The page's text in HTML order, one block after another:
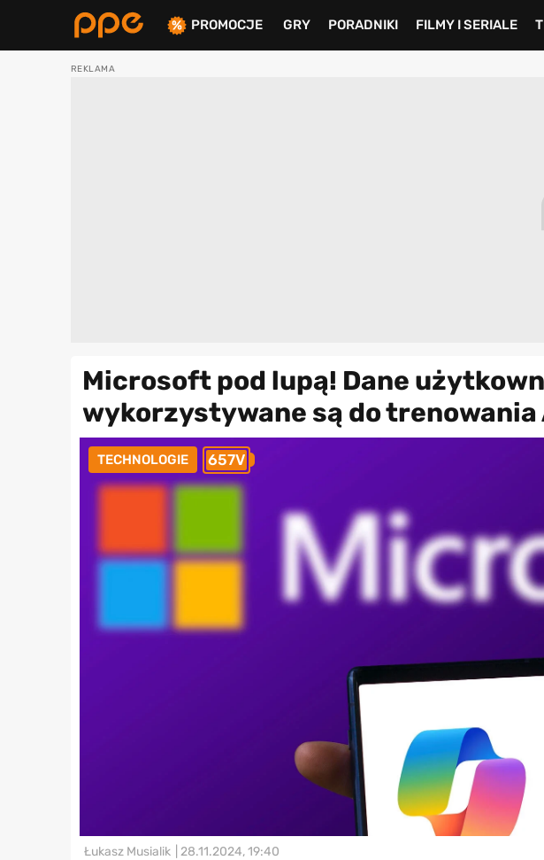
PROMOCJE GRY PORADNIKI FILMY I SERIALE
Microsoft pod lupą! Dane
wykorzystywane są do trenowania
TECHNOLOGIE 657V
Łukasz Musialik | 28.11.2024, 19:40